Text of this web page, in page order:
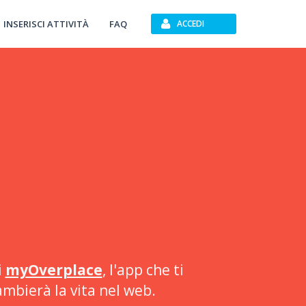
INSERISCI ATTIVITÀ FAQ ACCEDI
myOverplace, l'app che ti
la vita nel web.